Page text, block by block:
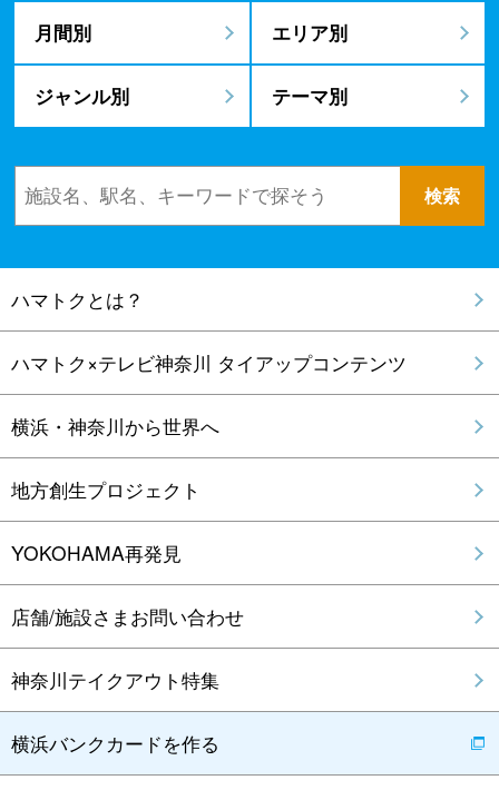
月間別 エリア別
ジャンル別 テーマ別
ハマトクとは？
ハマトク×テレビ神奈川 タイアップコンテンツ
横浜・神奈川から世界へ
地方創生プロジェクト
YOKOHAMA再発見
店舗/施設さまお問い合わせ
神奈川テイクアウト特集
横浜バンクカードを作る